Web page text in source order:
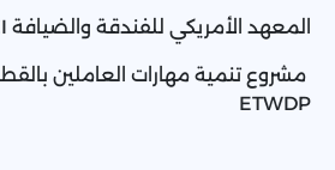
المعهد الأمريكي للفندقة والضيافة AHLEI
مشروع تنمية مهارات العاملين
ETWDP